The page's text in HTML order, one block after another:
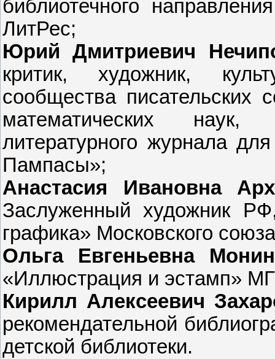
библиотечного
ЛитРес;
Юрий Дмитриевич
критик, художник,
сообщества писательских
математических наук,
литературного журнала
Пампасы»;
Анастасия Ивановна
Заслуженный художник
графика» Московского
Ольга Евгеньевна
«Иллюстрация и эстамп»
Кирилл Алексеевич
рекомендательной
детской библиотеки.